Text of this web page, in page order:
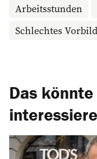
Arbeitsstunden
Schlechtes Vorbild
Das